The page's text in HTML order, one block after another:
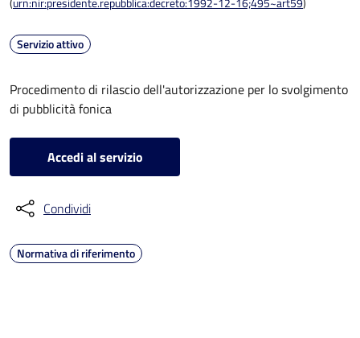
Servizio attivo
Procedimento di rilascio dell'autorizzazione per lo svolgimento
di pubblicità fonica
Accedi al servizio
Condividi
Normativa di riferimento